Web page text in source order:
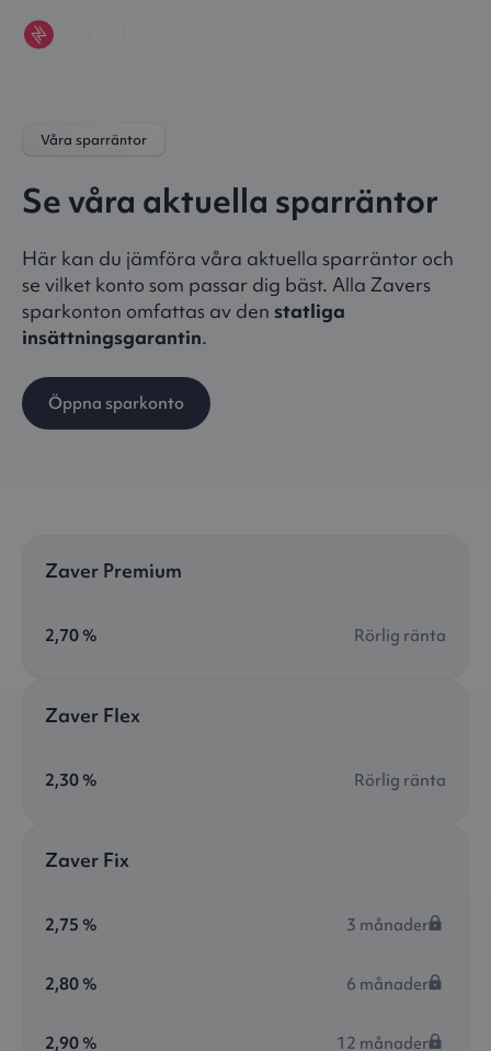
Våra sparräntor
Se våra aktuella sparräntor
Här kan du jämföra våra aktuella sparräntor och
se vilket konto som passar dig bäst. Alla Zavers
sparkonton omfattas av den statliga
insättningsgarantin.
Öppna sparkonto
Zaver Premium
2,70 % Rörlig ränta
Zaver Flex
2,30 % Rörlig ränta
Zaver Fix
2,75 % 3 månader
2,80 % 6 månader
2,90 % 12 månader